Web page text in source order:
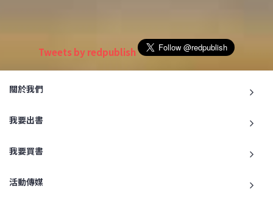
Tweets by redpublish
關於我們
我要出書
我要買書
活動傳媒